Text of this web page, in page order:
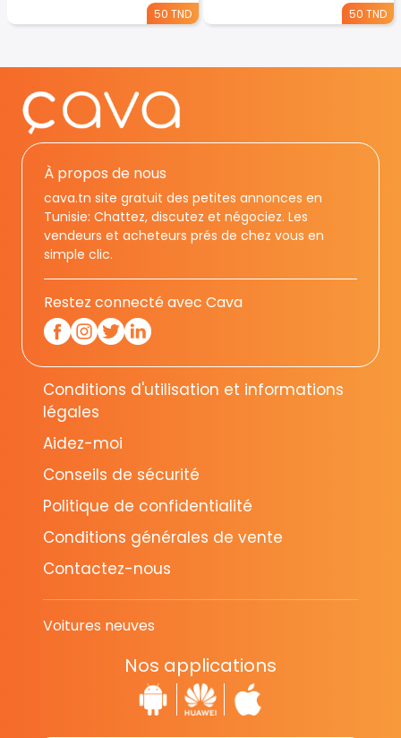
50 TND 50 TND
À propos de nous
cava.tn site gratuit des petites annonces en
Tunisie: Chattez, discutez et négociez. Les
vendeurs et acheteurs prés de chez vous en
simple clic.
Restez connecté avec Cava
Conditions d'utilisation et informations
légales
Aidez-moi
Conseils de sécurité
Politique de confidentialité
Conditions générales de vente
Contactez-nous
Voitures neuves
Nos applications